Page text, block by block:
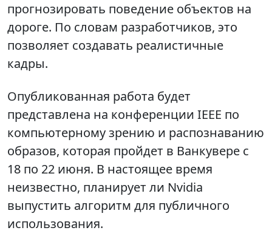
прогнозировать поведение объектов на
дороге. По словам разработчиков, это
позволяет создавать реалистичные
кадры.
Опубликованная работа будет
представлена на конференции IEEE по
компьютерному зрению и распознаванию
образов, которая пройдет в Ванкувере с
18 по 22 июня. В настоящее время
неизвестно, планирует ли Nvidia
выпустить алгоритм для публичного
использования.